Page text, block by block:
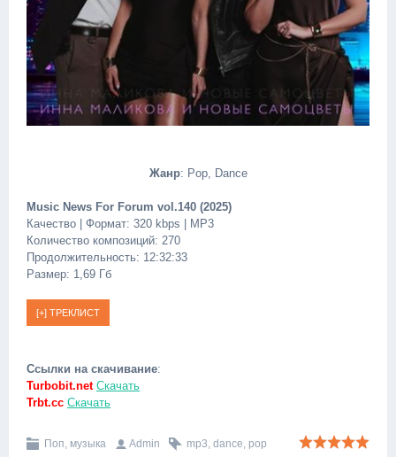
Жанр: Pop, Dance
Music News For Forum vol.140 (2025)
Качество | Формат: 320 kbps | MP3
Количество композиций: 270
Продолжительность: 12:32:33
Размер: 1,69 Гб
Ссылки на скачивание:
Turbobit.net Скачать
Trbt.cc Скачать
Поп, музыка Admin mp3, dance, pop